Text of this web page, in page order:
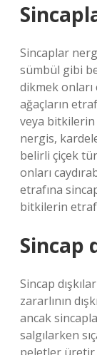
Sincaplar
sümbül gibi
dikmek onları
ağaçların
veya
nergis,
belirli çiçek
onları
etrafına
bitkilerin
Sincap
Sincap
zararlının
ancak
salgılarken